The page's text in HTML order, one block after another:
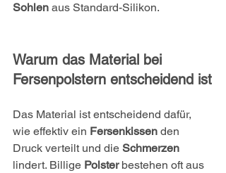
Sohlen aus Standard-Silikon.
Warum das Material bei
Fersenpolstern entscheidend ist
Das Material ist entscheidend dafür,
wie effektiv ein Fersenkissen den
Druck verteilt und die Schmerzen
lindert. Billige Polster bestehen oft aus